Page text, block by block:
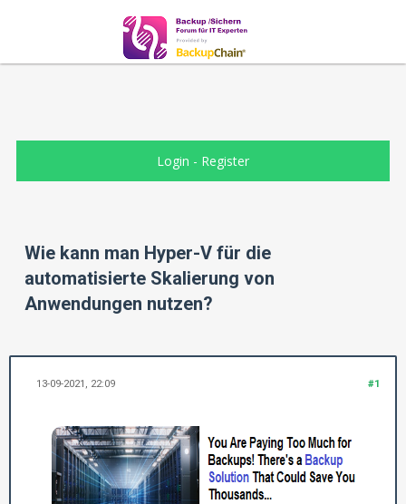
Login - Register
Wie kann man Hyper-V für die
automatisierte Skalierung von
Anwendungen nutzen?
#1
13-09-2021, 22:09